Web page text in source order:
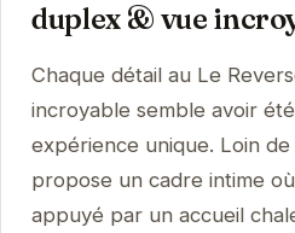
duplex & vue
Chaque détail au Le
incroyable semble avoir
expérience unique. Loin
propose un cadre intime
appuyé par un accueil